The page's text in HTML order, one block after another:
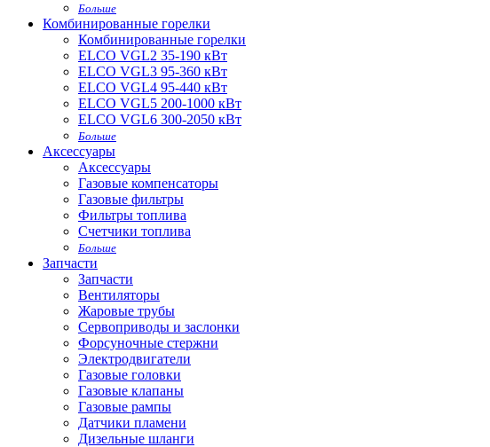
Больше
Комбинированные горелки
Комбинированные горелки
ELCO VGL2 35-190 кВт
ELCO VGL3 95-360 кВт
ELCO VGL4 95-440 кВт
ELCO VGL5 200-1000 кВт
ELCO VGL6 300-2050 кВт
Больше
Аксессуары
Аксессуары
Газовые компенсаторы
Газовые фильтры
Фильтры топлива
Счетчики топлива
Больше
Запчасти
Запчасти
Вентиляторы
Жаровые трубы
Сервоприводы и заслонки
Форсуночные стержни
Электродвигатели
Газовые головки
Газовые клапаны
Газовые рампы
Датчики пламени
Дизельные шланги